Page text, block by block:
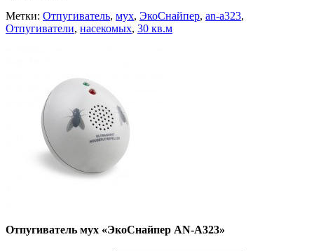
Метки: Отпугиватель, мух, ЭкоСнайпер, an-a323,
Отпугиватели, насекомых, 30 кв.м
Отпугиватель мух «ЭкоСнайпер AN-A323»